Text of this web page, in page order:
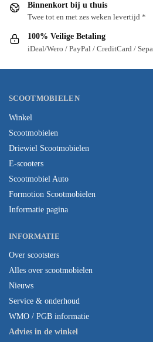
Binnenkort bij u thuis
Twee tot en met zes weken levertijd *
100% Veilige Betaling
iDeal/Wero / PayPal / CreditCard / Sepa
SCOOTMOBIELEN
Winkel
Scootmobielen
Driewiel Scootmobielen
E-scooters
Scootmobiel Auto
Formotion Scootmobielen
Informatie pagina
INFORMATIE
Over scootsters
Alles over scootmobielen
Nieuws
Service & onderhoud
WMO / PGB informatie
Advies in de winkel